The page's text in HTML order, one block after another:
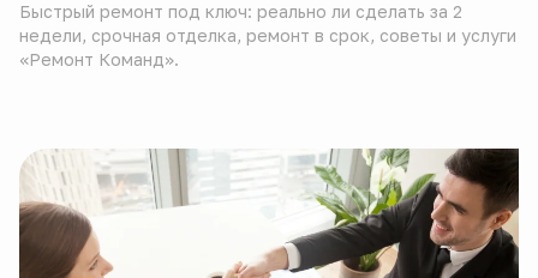
Быстрый ремонт под ключ: реально ли сделать за 2
недели, срочная отделка, ремонт в срок, советы и услуги
«Ремонт Команд».